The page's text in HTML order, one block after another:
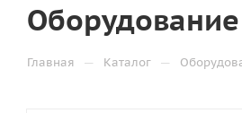
Главная — Каталог —